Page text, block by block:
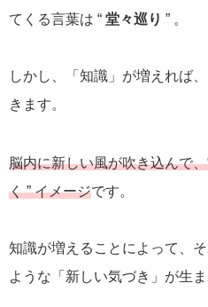
てくる言葉は “ 堂々巡り ” 。
しかし、「知識」が増えれば
きます。
脳内に新しい風が吹き込んで
く ” イメージです。
知識が増えることによって、
ような「新しい気づき」が生ま